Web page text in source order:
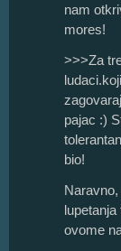
nam
mores!
>>>Za
pajac :)
bio!
ovome